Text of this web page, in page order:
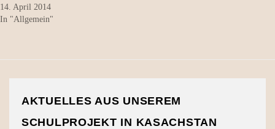
14. April 2014
In "Allgemein"
AKTUELLES AUS UNSEREM
SCHULPROJEKT IN KASACHSTAN